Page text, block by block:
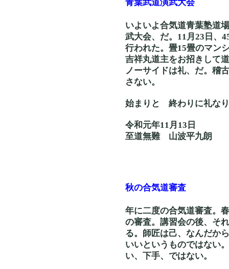
青葉武道演武大会
いよいよ合気道青葉塾道
武大会、だ。11月23日、
行われた。畳15畳のマン
吉祥丸道主をお招きして
ノーサイドは礼、だ。稽
さない。
始まりと 終わりに
令和元年11月13日
至道無難 山波平九朗
秋の合気道審査
年に二度の合気道審査。
の審査。講習会の後、そ
る。師匠は己、なんだか
いいというものではない
い、下手、ではない。